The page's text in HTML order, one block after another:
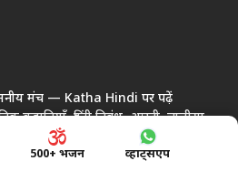
मंच — Katha Hindi पर पढ़ें
कहानियाँ, हिंदी निबंध, आरती, चालीसा,
खास जानकारी। हम प्रस्तुत करते हैं विविध
जीवनमूल्य आधारित कंटेंट, वह भी सरल
500+ भजन व्हाट्सएप